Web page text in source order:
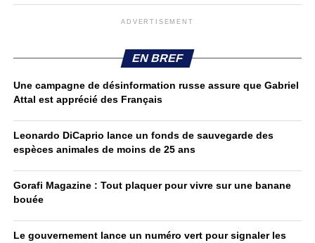
ADVERTISEMENT
EN BREF
Une campagne de désinformation russe assure que Gabriel
Attal est apprécié des Français
Leonardo DiCaprio lance un fonds de sauvegarde des
espèces animales de moins de 25 ans
Gorafi Magazine : Tout plaquer pour vivre sur une banane
bouée
Le gouvernement lance un numéro vert pour signaler les